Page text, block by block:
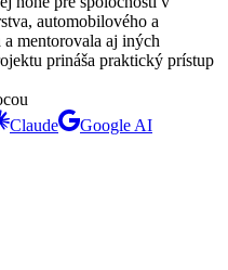
automobilového a
mentorovala aj iných
prináša praktický prístup
Claude Google AI